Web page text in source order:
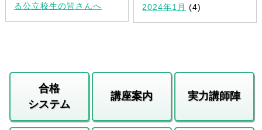
る公立校生の皆さんへ
2024年1月 (4)
合格
システム
講座案内 実力講師陣